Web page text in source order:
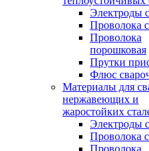
Электроды
Проволока
Проволока
порошковая
Прутки
Флюс
Материалы для
нержавеющих и
жаростойких
Электроды
Проволока
Проволока